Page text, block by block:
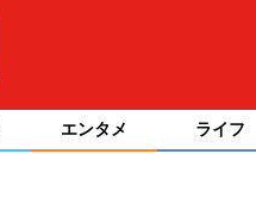
エンタメ ライフ